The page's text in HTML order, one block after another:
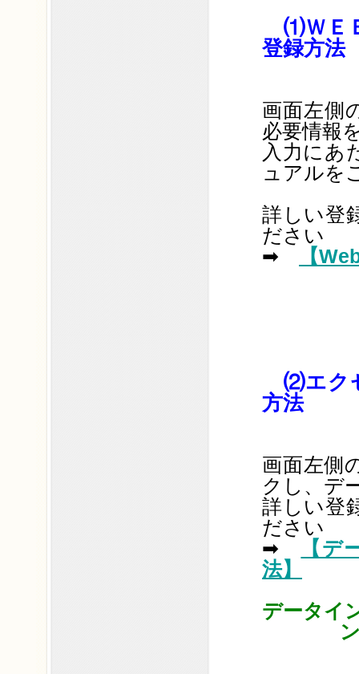
⑴ＷＥ
登録方法
画面左側
必要情報
入力にあ
ュアルを
詳しい登
ださい
➡
【
⑵エク
方法
画面左側
クし、デ
詳しい登
ださい
➡
【デ
法】
データイ